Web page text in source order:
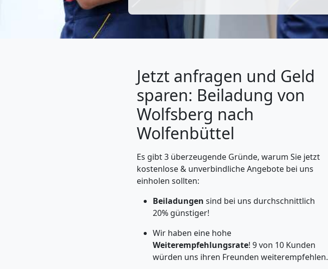
Jetzt anfragen und Geld
sparen: Beiladung von
Wolfsberg nach
Wolfenbüttel
Es gibt 3 überzeugende Gründe, warum Sie jetzt
kostenlose & unverbindliche Angebote bei uns
einholen sollten:
Beiladungen sind bei uns durchschnittlich
20% günstiger!
Wir haben eine hohe
Weiterempfehlungsrate! 9 von 10 Kunden
würden uns ihren Freunden weiterempfehlen.